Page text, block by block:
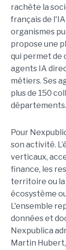
rachète la
français de
organismes
propose une
qui permet de
agents IA
métiers. Ses
plus de 150
départements.
Pour
son activité.
verticaux,
finance, les
territoire ou la
écosystème
L'ensemble
données et
Nexpublica
Martin